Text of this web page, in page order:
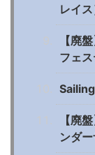
レイス
【廃
フェス
【廃
ンダ